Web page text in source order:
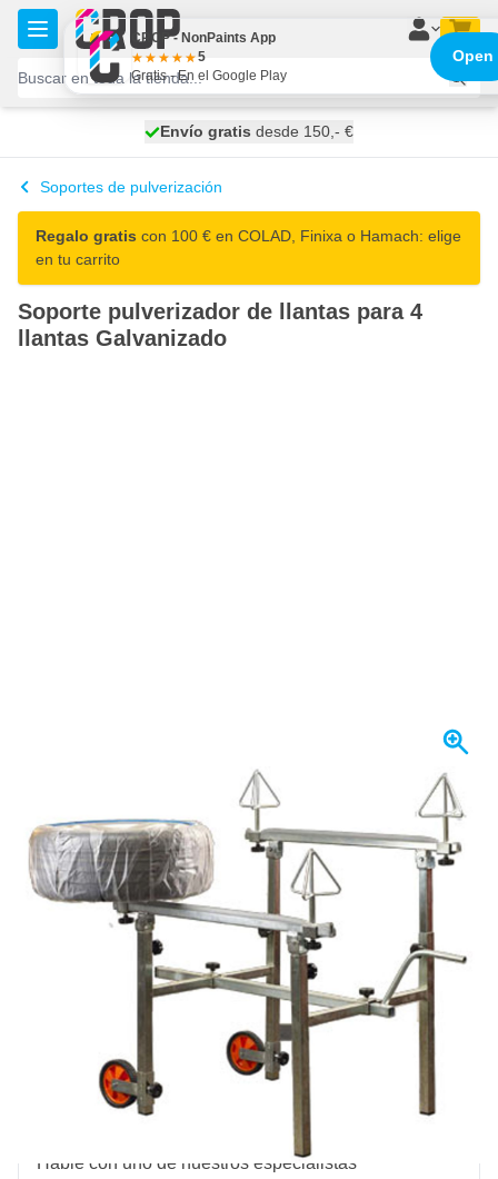
Ir al contenido
se envía mañana
Envío gratis desde 150,- €
100 días
Soportes de pulverización
Regalo gratis con 100 € en COLAD, Finixa o Hamach: elige
en tu carrito
Soporte pulverizador de llantas para 4
llantas Galvanizado
375,25€ incl. IVA
Cantidad
Añadir al carrito
Haz tu pedido antes de las 23:59,
se envía mañana
desde 150,- €
devoluciones & cambios
Opiniones de clientes:
4,14/5(794 críticas)
¿Pregunta sobre este producto?
Hable con uno de nuestros especialistas
CROP - NonPaints App
5
Gratis - En el Google Play
Open